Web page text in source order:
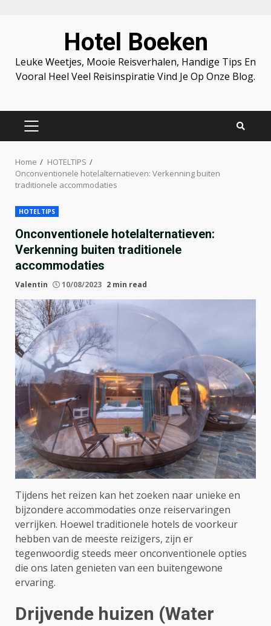
Hotel Boeken
Leuke Weetjes, Mooie Reisverhalen, Handige Tips En
Vooral Heel Veel Reisinspiratie Vind Je Op Onze Blog.
PRIMARY
Home
HOTELTIPS
Onconventionele hotelalternatieven: Verkenning buiten
traditionele accommodaties
HOTELTIPS
Onconventionele hotelalternatieven:
Verkenning buiten traditionele
accommodaties
Valentin 10/08/2023 2 min read
Tijdens het reizen kan het zoeken naar unieke en
bijzondere accommodaties onze reiservaringen
verrijken. Hoewel traditionele hotels de voorkeur
hebben van de meeste reizigers, zijn er
tegenwoordig steeds meer onconventionele opties
die ons laten genieten van een buitengewone
ervaring.
Drijvende huizen (Water